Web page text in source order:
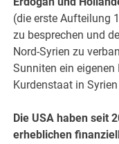
(die erste Aufteilung
zu besprechen und
Nord-Syrien zu
Sunniten ein eigenen
Kurdenstaat in
Die USA haben seit
erheblichen